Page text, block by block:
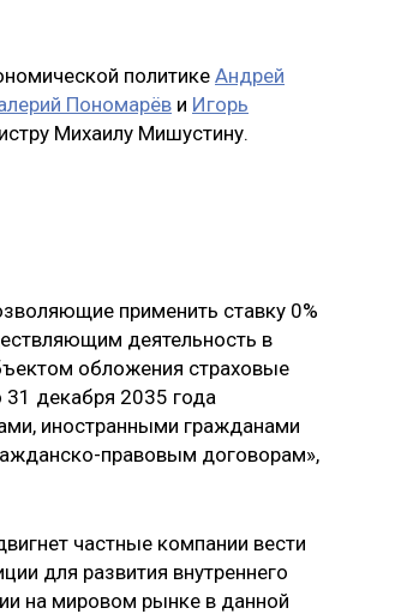
политике Андрей
Пономарёв и Игорь
Михаилу Мишустину.
применить ставку 0%
деятельность в
обложения страховые
декабря 2035 года
иностранными гражданами
правовым договорам»,
частные компании вести
для развития внутреннего
на мировом рынке в данной